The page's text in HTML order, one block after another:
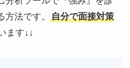
法です。 自分で面接対策
ます↓↓